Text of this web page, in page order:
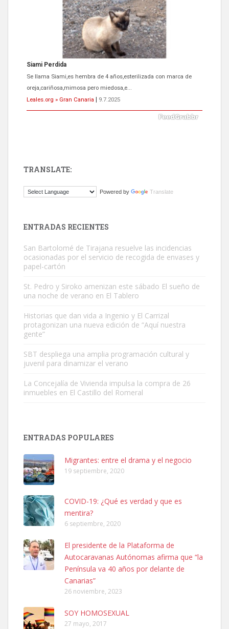
ADOPCIÓN URGENTE GATA TEROR GRAN CANARIA
El ayuntamiento se va a llevar a Los Gatos callejeros de la zona los
próximos días, ella incluida...
Leales.org » Gran Canaria
9.7.2025
Este gato macho ha aparecido en la calle hace menos de un mes,
Busco adopción responsable para mi perra. Pastor alemán,
hembra, 4 años. Por motivos personales ...
Leales.org » Gran Canaria
Leales.org » Gran Canaria
Ninfa perdida
El día 5 se los perdió una ninfa papillera, asustada tiene miedo a la
calle, se perdió por la zon...
Leales.org » Gran Canaria
6.7.2025
TRANSLATE:
Powered by Translate
ENTRADAS RECIENTES
San Bartolomé de Tirajana resuelve las incidencias
ocasionadas por el servicio de recogida de envases y
papel-cartón
St. Pedro y Siroko amenizan este sábado El sueño de
una noche de verano en El Tablero
Historias que dan vida a Ingenio y El Carrizal
protagonizan una nueva edición de “Aquí nuestra
gente”
SBT despliega una amplia programación cultural y
juvenil para dinamizar el verano
La Concejalía de Vivienda impulsa la compra de 26
inmuebles en El Castillo del Romeral
ENTRADAS POPULARES
Migrantes: entre el drama y el negocio
19 septiembre, 2020
COVID-19: ¿Qué es verdad y que es
mentira?
6 septiembre, 2020
El presidente de la Plataforma de
Autocaravanas Autónomas afirma que “la
Península va 40 años por delante de
Canarias”
26 noviembre, 2023
SOY HOMOSEXUAL
27 mayo, 2017